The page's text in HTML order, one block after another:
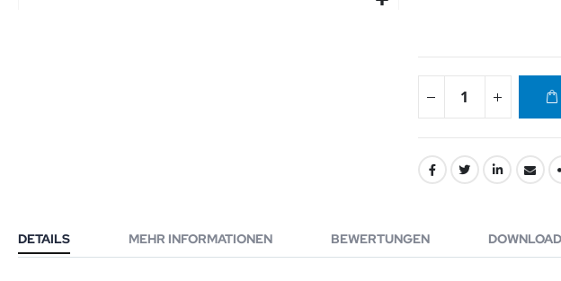
DETAILS MEHR INFORMATIONEN BEWERTUNGEN